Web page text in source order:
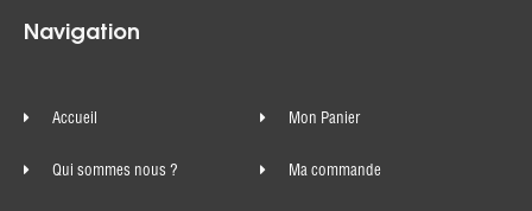
Navigation
Accueil
Qui sommes nous ?
Mon Panier
Ma commande